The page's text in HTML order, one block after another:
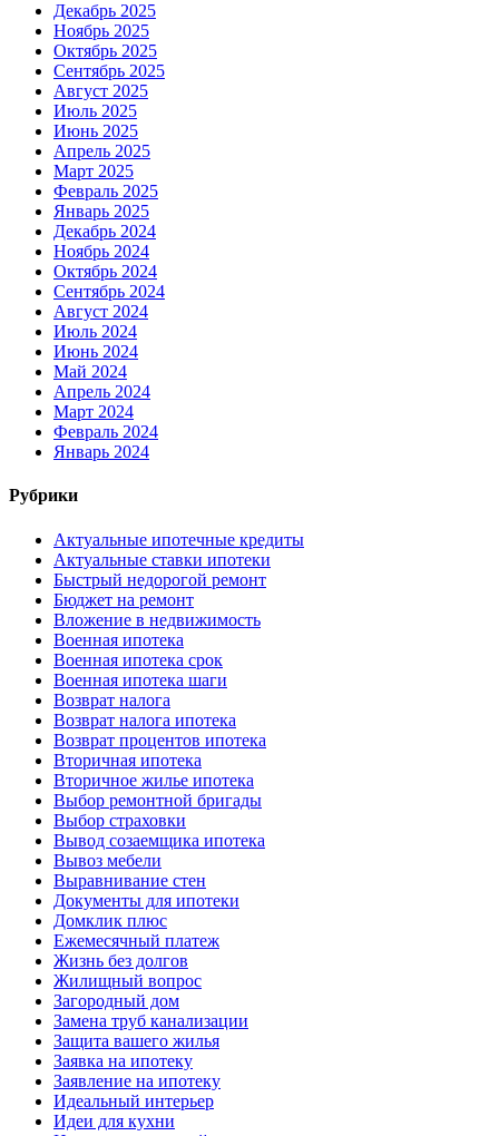
Декабрь 2025
Ноябрь 2025
Октябрь 2025
Сентябрь 2025
Август 2025
Июль 2025
Июнь 2025
Апрель 2025
Март 2025
Февраль 2025
Январь 2025
Декабрь 2024
Ноябрь 2024
Октябрь 2024
Сентябрь 2024
Август 2024
Июль 2024
Июнь 2024
Май 2024
Апрель 2024
Март 2024
Февраль 2024
Январь 2024
Рубрики
Актуальные ипотечные кредиты
Актуальные ставки ипотеки
Быстрый недорогой ремонт
Бюджет на ремонт
Вложение в недвижимость
Военная ипотека
Военная ипотека срок
Военная ипотека шаги
Возврат налога
Возврат налога ипотека
Возврат процентов ипотека
Вторичная ипотека
Вторичное жилье ипотека
Выбор ремонтной бригады
Выбор страховки
Вывод созаемщика ипотека
Вывоз мебели
Выравнивание стен
Документы для ипотеки
Домклик плюс
Ежемесячный платеж
Жизнь без долгов
Жилищный вопрос
Загородный дом
Замена труб канализации
Защита вашего жилья
Заявка на ипотеку
Заявление на ипотеку
Идеальный интерьер
Идеи для кухни